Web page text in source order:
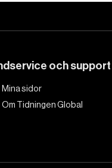
och support
Mina sidor
Om Tidningen Global